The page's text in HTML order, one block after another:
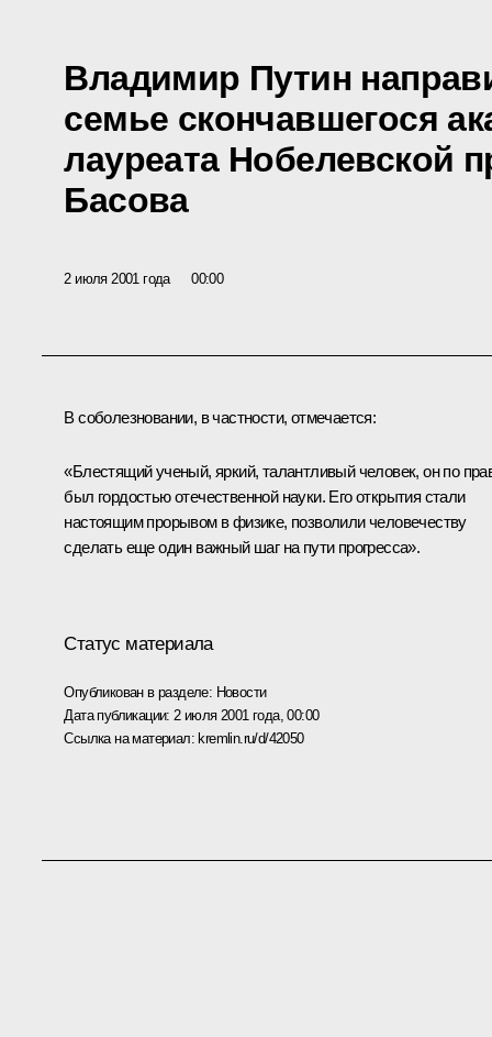
Владимир Путин
семье скончавшегося
лауреата Нобелевской
Басова
2 июля 2001 года 00:00
В соболезновании, в частности, отмечается:
«Блестящий ученый, яркий, талантливый человек, он по
был гордостью отечественной науки. Его открытия стали
настоящим прорывом в физике, позволили человечеству
сделать еще один важный шаг на пути прогресса».
Статус материала
Опубликован в разделе: Новости
Дата публикации: 2 июля 2001 года, 00:00
Ссылка на материал:kremlin.ru/d/42050